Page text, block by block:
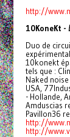
http://
10KoneKt -
Duo de
10konekt
tels que :
Naked
USA,
- Hollande,
Amduscias
Pavillon36
http://
http://